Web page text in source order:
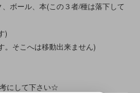
ボール、本(この３者/種は落下して
)
。そこへは移動出来ません)
にして下さい☆